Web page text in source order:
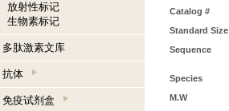
放射性标记
生物素标记
多肽激素文库
抗体
免疫试剂盒
Catalog #
Standard Size
Sequence
Species
M.W